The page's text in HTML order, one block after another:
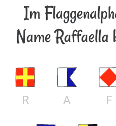
Im
Name Raffaella
R A F